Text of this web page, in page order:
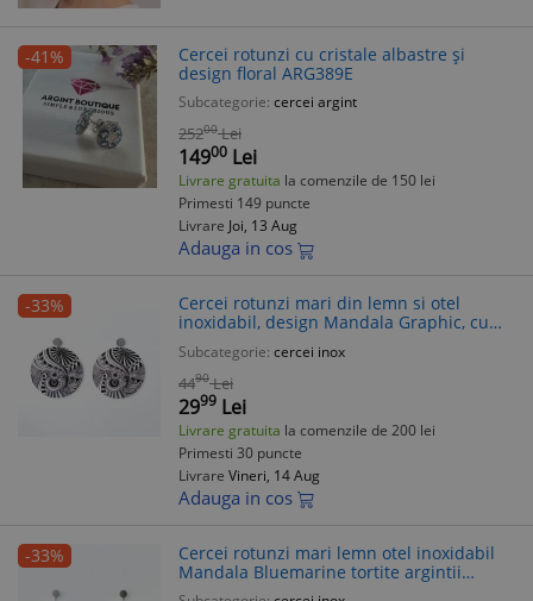
-41%
Cercei rotunzi cu cristale albastre și
design floral ARG389E
Subcategorie: cercei argint
25200 Lei
14900 Lei
Livrare gratuita la comenzile de 150 lei
Primesti 149 puncte
Livrare Joi, 13 Aug
Adauga in cos
-33%
Cercei rotunzi mari din lemn si otel
inoxidabil, design Mandala Graphic, cu
tortite argintii
Subcategorie: cercei inox
4490 Lei
2999 Lei
Livrare gratuita la comenzile de 200 lei
Primesti 30 puncte
Livrare Vineri, 14 Aug
Adauga in cos
-33%
Cercei rotunzi mari lemn otel inoxidabil
Mandala Bluemarine tortite argintii
sistem inchidere tortita